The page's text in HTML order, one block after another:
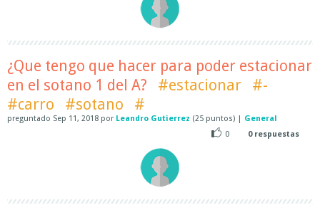
¿Que tengo que hacer para poder estacionar
en el sotano 1 del A?
#estacionar
#-
#carro
#sotano #
preguntado Sep 11, 2018 por Leandro Gutierrez (25 puntos) | General
0
0respuestas